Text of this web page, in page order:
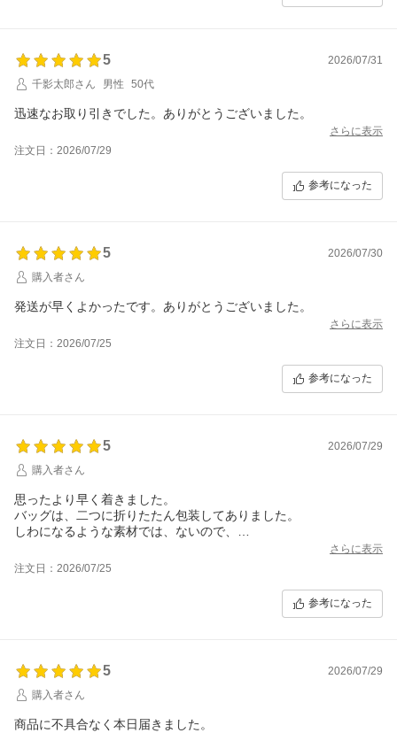
5
2026/07/31
千影太郎さん
男性 50代
迅速なお取り引きでした。ありがとうございました。
さらに表示
注文日：2026/07/29
参考になった
5
2026/07/30
購入者さん
発送が早くよかったです。ありがとうございました。
さらに表示
注文日：2026/07/25
参考になった
5
2026/07/29
購入者さん
思ったより早く着きました。
バッグは、二つに折りたたん包装してありました。
しわになるような素材では、ないので、
さらに表示
注文日：2026/07/25
参考になった
5
2026/07/29
購入者さん
商品に不具合なく本日届きました。